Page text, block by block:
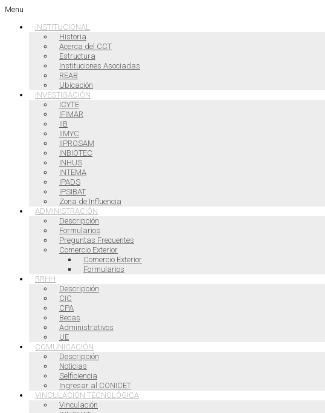
Menu
INSTITUCIONAL
Historia
Acerca del CCT
Estructura
Instituciones Asociadas
REAB
Ubicación
INVESTIGACIÓN
ICYTE
IFIMAR
IIB
IIMYC
IIPROSAM
INBIOTEC
INHUS
INTEMA
IPADS
IPSIBAT
Zona de Influencia
ADMINISTRACIÓN
Descripción
Formularios
Preguntas Frecuentes
Comercio Exterior
Comercio Exterior
Formularios
RRHH
Descripción
CIC
CPA
Becas
Administrativos
UE
COMUNICACIÓN
Descripción
Noticias
Selficiencia
Ingresar al CONICET
VINCULACIÓN TECNOLÓGICA
Vinculación